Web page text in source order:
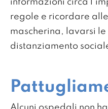
informazioni circa
regole e ricordare
mascherina, lavarsi le
distanziamento